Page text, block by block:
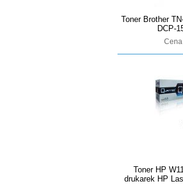
Toner Brother
DCP-
Toner HP
drukarek HP